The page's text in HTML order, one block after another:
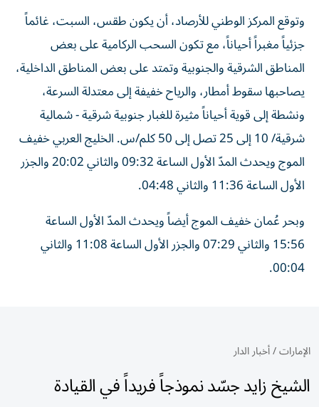
وتوقع المركز الوطني للأرصاد، أن يكون طقس، السبت، غائماً
جزئياً مغبراً أحياناً، مع تكون السحب الركامية على بعض
المناطق الشرقية والجنوبية وتمتد على بعض المناطق الداخلية،
يصاحبها سقوط أمطار، والرياح خفيفة إلى معتدلة السرعة،
ونشطة إلى قوية أحياناً مثيرة للغبار جنوبية شرقية - شمالية
شرقية/ 10 إلى 25 تصل إلى 50 كلم/س. الخليج العربي خفيف
الموج ويحدث المدّ الأول الساعة 09:32 والثاني 20:02 والجزر
الأول الساعة 11:36 والثاني 04:48.
وبحر عُمان خفيف الموج أيضاً ويحدث المدّ الأول الساعة
15:56 والثاني 07:29 والجزر الأول الساعة 11:08 والثاني
00:04.
الإمارات/أخبار الدار
الشيخ زايد جسّد نموذجاً فريداً في القيادة